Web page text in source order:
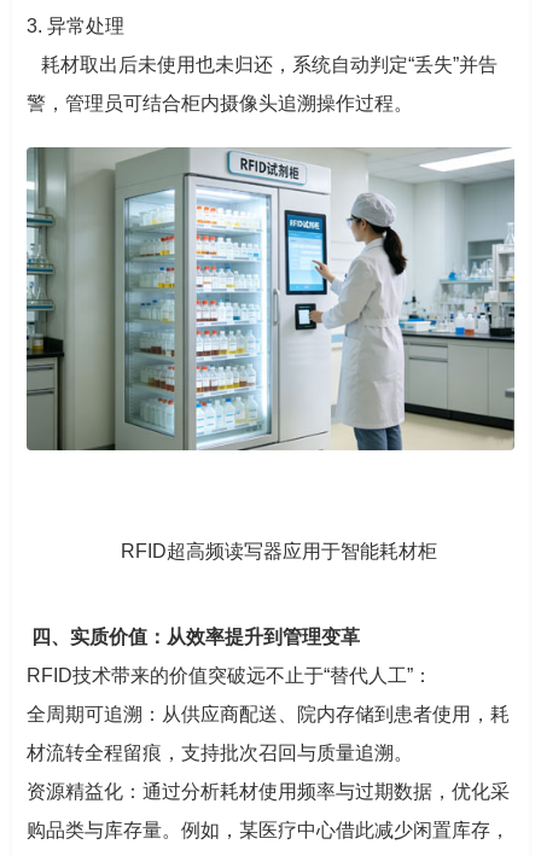
3. 异常处理
耗材取出后未使用也未归还，系统自动判定“丢失”并告
警，管理员可结合柜内摄像头追溯操作过程。
RFID超高频读写器应用于智能耗材柜
四、实质价值：从效率提升到管理变革
RFID技术带来的价值突破远不止于“替代人工”：
全周期可追溯：从供应商配送、院内存储到患者使用，耗
材流转全程留痕，支持批次召回与质量追溯。
资源精益化：通过分析耗材使用频率与过期数据，优化采
购品类与库存量。例如，某医疗中心借此减少闲置库存，